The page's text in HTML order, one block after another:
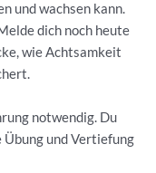
und wachsen kann.
dich noch heute
wie Achtsamkeit
notwendig. Du
und Vertiefung